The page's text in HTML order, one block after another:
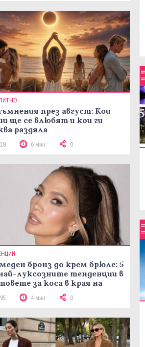
през август: Кои
ще се влюбят и кои ги
раздяла
6 мин 0
бронз до крем брюле: 5
луксозните тенденции в
за коса в края на
4 мин 0